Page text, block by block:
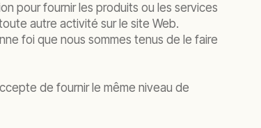
pour fournir les produits ou les services
autre activité sur le site Web.
foi que nous sommes tenus de le faire
de fournir le même niveau de